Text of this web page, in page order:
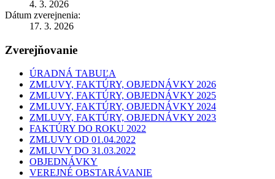
4. 3. 2026
Dátum zverejnenia:
17. 3. 2026
Zverejňovanie
ÚRADNÁ TABUĽA
ZMLUVY, FAKTÚRY, OBJEDNÁVKY 2026
ZMLUVY, FAKTÚRY, OBJEDNÁVKY 2025
ZMLUVY, FAKTÚRY, OBJEDNÁVKY 2024
ZMLUVY, FAKTÚRY, OBJEDNÁVKY 2023
FAKTÚRY DO ROKU 2022
ZMLUVY OD 01.04.2022
ZMLUVY DO 31.03.2022
OBJEDNÁVKY
VEREJNÉ OBSTARÁVANIE